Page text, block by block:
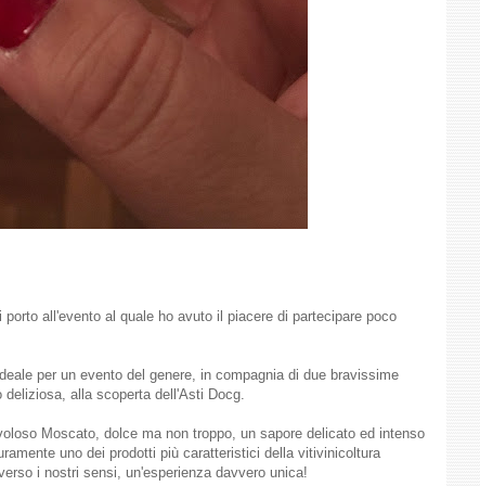
all'evento al quale ho avuto il piacere di partecipare poco
per un evento del genere, in compagnia di due bravissime
alla scoperta dell'Asti Docg.
Moscato, dolce ma non troppo, un sapore delicato ed intenso
uno dei prodotti più caratteristici della vitivinicoltura
i nostri sensi, un'esperienza davvero unica!